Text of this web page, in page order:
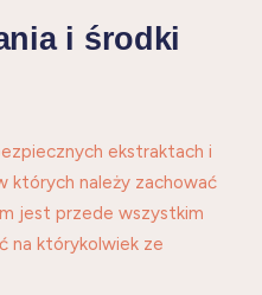
i środki
ekstraktach i
których należy zachować
jest przede wszystkim
na którykolwiek ze